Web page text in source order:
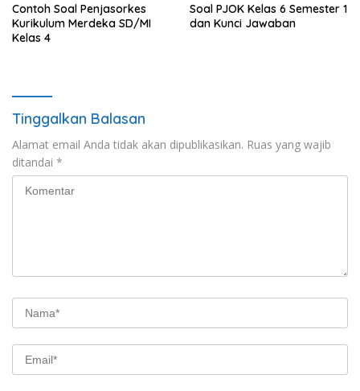
Contoh Soal Penjasorkes
Kurikulum Merdeka SD/MI
Kelas 4
Soal PJOK Kelas 6 Semester 1
dan Kunci Jawaban
Tinggalkan Balasan
Alamat email Anda tidak akan dipublikasikan. Ruas yang wajib
ditandai *